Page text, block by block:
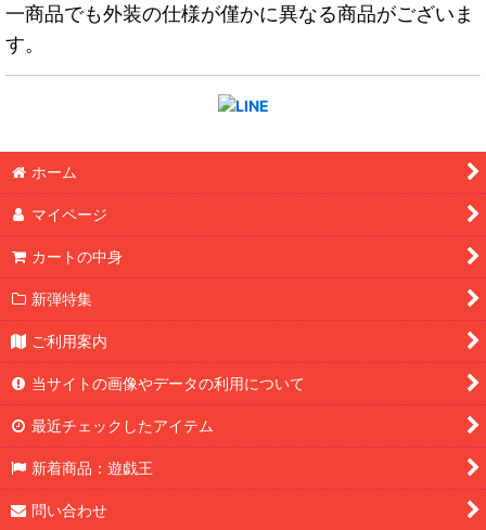
一商品でも外装の仕様が僅かに異なる商品がございま
す。
ホーム
マイページ
カートの中身
新弾特集
ご利用案内
当サイトの画像やデータの利用について
最近チェックしたアイテム
新着商品：遊戯王
問い合わせ